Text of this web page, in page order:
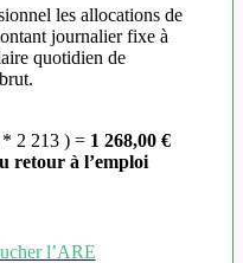
les allocations de
journalier fixe à
quotidien de
2 213 ) = 1 268,00 €
retour à l’emploi
l’ARE